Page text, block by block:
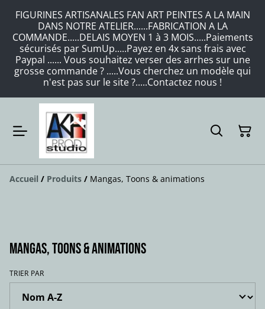
FIGURINES ARTISANALES FAN ART PEINTES A LA MAIN
DANS NOTRE ATELIER......FABRICATION A LA
COMMANDE.....DELAIS MOYEN 1 à 3 MOIS.....Paiements
sécurisés par SumUp.....Payez en 4x sans frais avec
Paypal ...... Vous souhaitez verser des arrhes sur une
grosse commande ? .....Vous cherchez un modèle qui
n'est pas sur le site ?.....Contactez nous !
Accueil / Produits / Mangas, Toons & animations
Mangas, Toons & animations
TRIER PAR